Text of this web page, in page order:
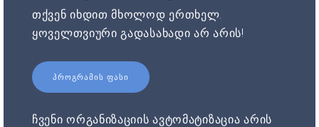
თქვენ იხდით მხოლოდ ერთხელ.
ყოველთვიური გადასახადი არ არის!
ᲞᲠᲝᲒᲠᲐᲛᲘᲡ ᲤᲐᲡᲘ
ჩვენი ორგანიზაციის ავტომატიზაცია არის